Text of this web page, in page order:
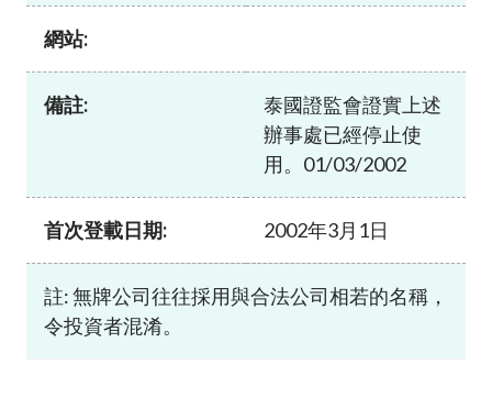
網站:
備註:
泰國證監會證實上述
辦事處已經停止使
用。01/03/2002
首次登載日期: 2002年3月1日
註: 無牌公司往往採用與合法公司相若的名稱，
令投資者混淆。